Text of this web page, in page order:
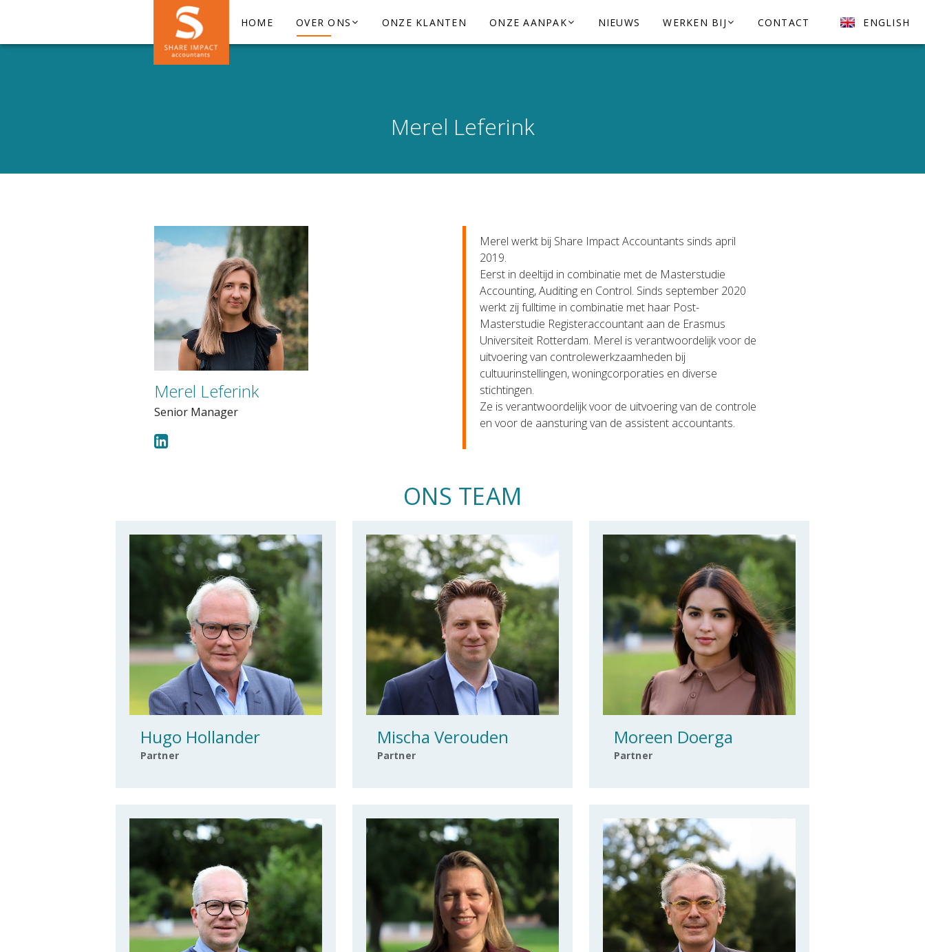
HOME OVER ONS ONZE KLANTEN ONZE AANPAK NIEUWS WERKEN BIJ CONTACT ENGLISH
Merel Leferink
Merel Leferink
Senior Manager
Merel werkt bij Share Impact Accountants sinds april
2019.
Eerst in deeltijd in combinatie met de Masterstudie
Accounting, Auditing en Control. Sinds september 2020
werkt zij fulltime in combinatie met haar Post-
Masterstudie Registeraccountant aan de Erasmus
Universiteit Rotterdam. Merel is verantwoordelijk voor de
uitvoering van controlewerkzaamheden bij
cultuurinstellingen, woningcorporaties en diverse
stichtingen.
Ze is verantwoordelijk voor de uitvoering van de controle
en voor de aansturing van de assistent accountants.
ONS TEAM
Hugo Hollander
Partner
Mischa Verouden
Partner
Moreen Doerga
Partner